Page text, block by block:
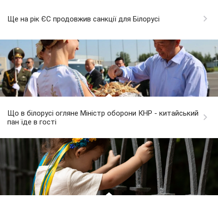
Ще на рік ЄС продовжив санкції для Білорусі
Що в білорусі огляне Міністр оборони КНР - китайський
пан їде в гості